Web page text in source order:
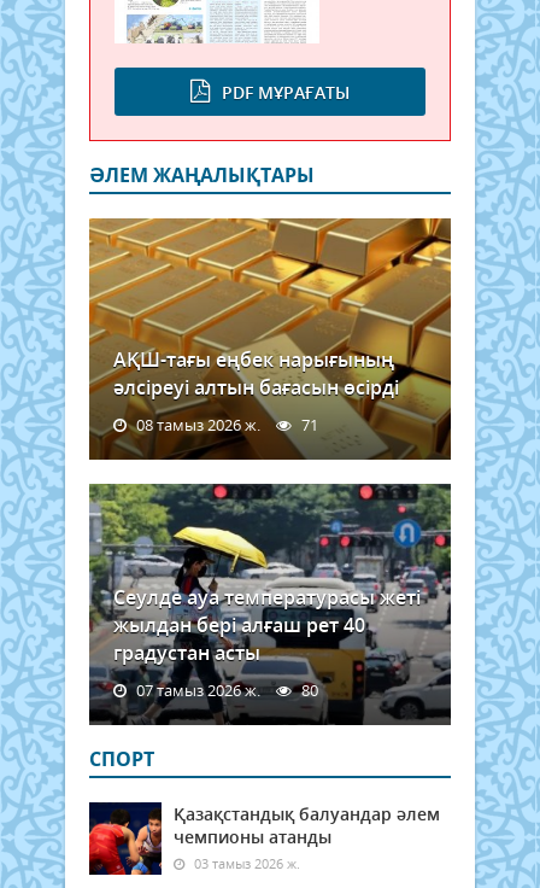
PDF МҰРАҒАТЫ
ӘЛЕМ ЖАҢАЛЫҚТАРЫ
АҚШ-тағы еңбек нарығының
әлсіреуі алтын бағасын өсірді
08 тамыз 2026 ж. 71
Сеулде ауа температурасы жеті
жылдан бері алғаш рет 40
градустан асты
07 тамыз 2026 ж. 80
СПОРТ
Қазақстандық балуандар әлем
чемпионы атанды
03 тамыз 2026 ж.